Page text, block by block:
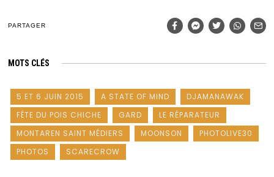
PARTAGER
MOTS CLÉS
5 ET 6 JUIN 2015 A STATE OF MIND
DJAMANAWAK
FÊTE DU POIS CHICHE
GARD
LE RÉPARATEUR
MONTAREN SAINT MÉDIERS
MOONSON
PHOTOLIVE30
PHOTOS
SCARECROW